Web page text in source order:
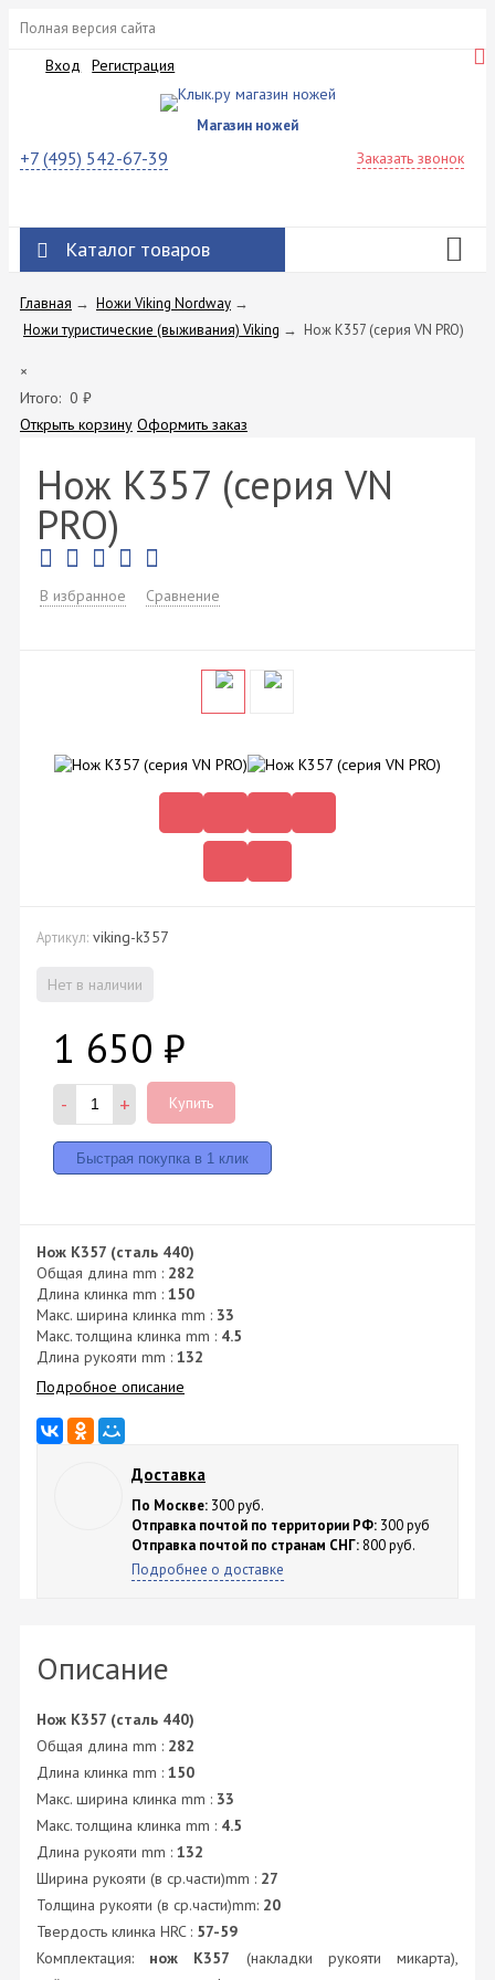
Полная версия сайта
Вход Регистрация
Магазин ножей
+7 (495) 542-67-39 Заказать звонок
Каталог товаров
Главная → Ножи Viking Nordway →
Ножи туристические (выживания) Viking → Нож K357 (серия VN PRO)
×
Итого: 0 ₽
Открыть корзину Оформить заказ
Нож K357 (серия VN
PRO)
В избранное Сравнение
Артикул: viking-k357
Нет в наличии
1 650 ₽
- + Купить
Нож K357 (сталь 440)
Общая длина mm : 282
Длина клинка mm : 150
Макс. ширина клинка mm : 33
Макс. толщина клинка mm : 4.5
Длина рукояти mm : 132
Подробное описание
Доставка
По Москве: 300 руб.
Отправка почтой по территории РФ: 300 руб
Отправка почтой по странам СНГ: 800 руб.
Подробнее о доставке
Описание
Нож K357 (сталь 440)
Общая длина mm : 282
Длина клинка mm : 150
Макс. ширина клинка mm : 33
Макс. толщина клинка mm : 4.5
Длина рукояти mm : 132
Ширина рукояти (в ср.части)mm : 27
Толщина рукояти (в ср.части)mm: 20
Твердость клинка HRC : 57-59
Комплектация: нож K357 (накладки рукояти микарта),